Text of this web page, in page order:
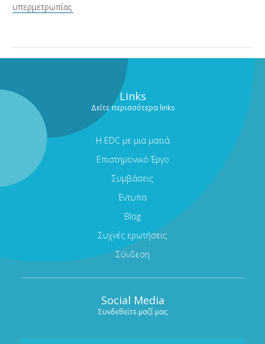
υπερμετρωπίας
Links
Δείτε περισσότερα links
Η EDC με μια ματιά
Επιστημονικό Έργο
Συμβάσεις
Έντυπα
Blog
Συχνές ερωτήσεις
Σύνδεση
Social Media
Συνδεθείτε μαζί μας